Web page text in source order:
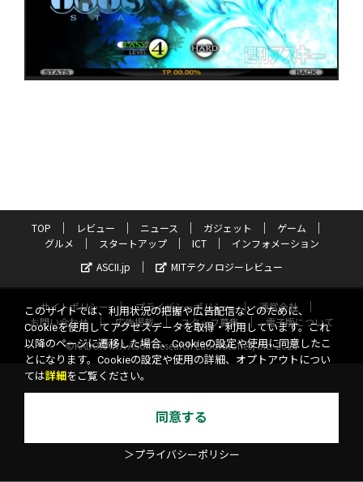
TOP レビュー ニュース ガジェット
ゲーム
グルメ
スタートアップ ICT
インフォメーション
ASCII.jp
MITテクノロジーレビュー
サイトポリシー プライバシーポリシー
運営会社
お問い合わせ
広告掲載 スタッフ募集
電子版について
©KADOKAWA ASCII Research Laboratories, Inc. 2026
このサイトでは、利用状況の把握や広告配信などのために、
Cookieを使用してアクセスデータを取得・利用しています。これ
以降のページに遷移した場合、Cookieの設定や使用に同意したこ
とになります。Cookieの設定や使用の詳細、オプトアウトについ
ては詳細 をご覧ください。
同意する
＞プライバシーポリシー